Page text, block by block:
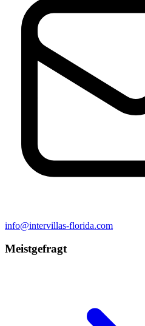
info@intervillas-florida.com
Meistgefragt